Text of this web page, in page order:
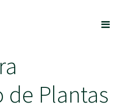
de Plantas